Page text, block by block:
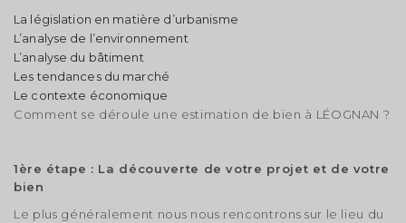
La législation en matière d’urbanisme
L’analyse de l’environnement
L’analyse du bâtiment
Les tendances du marché
Le contexte économique
Comment se déroule une estimation de bien à LÉOGNAN ?
1ère étape : La découverte de votre projet et de votre
bien
Le plus généralement nous nous rencontrons sur le lieu du